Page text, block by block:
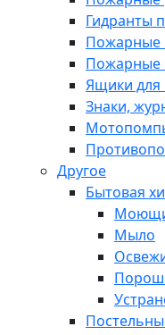
Гидранты
Ящики для
Знаки,
Другое
Бытовая
Мыло